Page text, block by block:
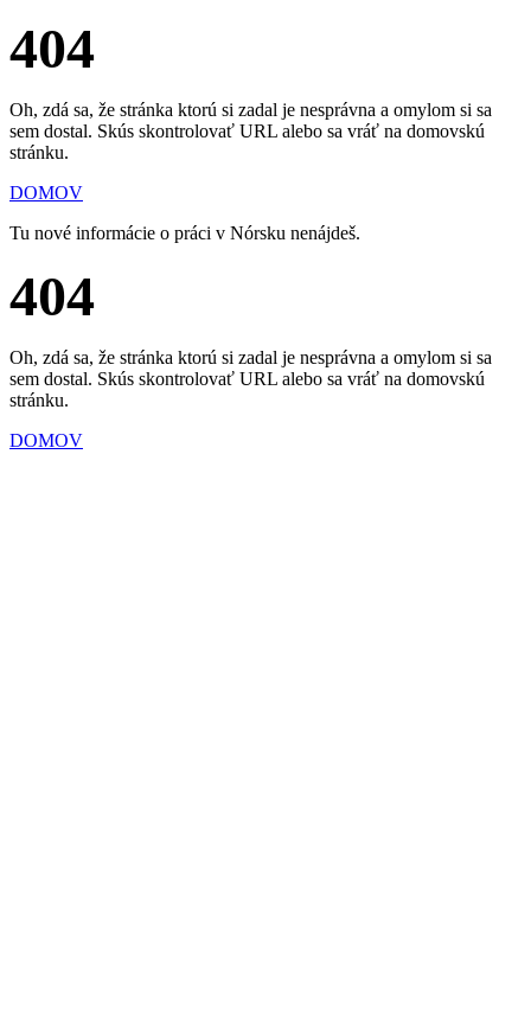
404
Oh, zdá sa, že stránka ktorú si zadal je nesprávna a omylom si sa
sem dostal. Skús skontrolovať URL alebo sa vráť na domovskú
stránku.
DOMOV
Tu nové informácie o práci v Nórsku nenájdeš.
404
Oh, zdá sa, že stránka ktorú si zadal je nesprávna a omylom si sa
sem dostal. Skús skontrolovať URL alebo sa vráť na domovskú
stránku.
DOMOV